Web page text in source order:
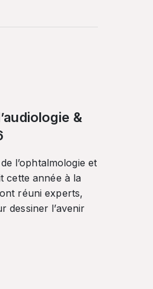
&
l’ophtalmologie et
cette année à la
réuni experts,
dessiner l’avenir